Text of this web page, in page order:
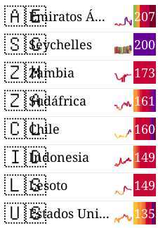
🇦🇪 207
Emiratos Árabes Unidos
🇸🇨 200
Seychelles
🇿🇲 173
Zambia
🇿🇦 161
Sudáfrica
🇨🇱 160
Chile
🇮🇩 149
Indonesia
🇱🇸 149
Lesoto
🇺🇸 135
Estados Unidos